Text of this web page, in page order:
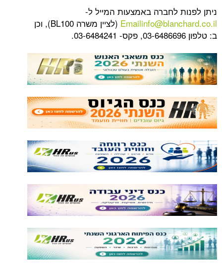
לחברה באמצעות המייל ל-
(לציין משרה BL100), וכן